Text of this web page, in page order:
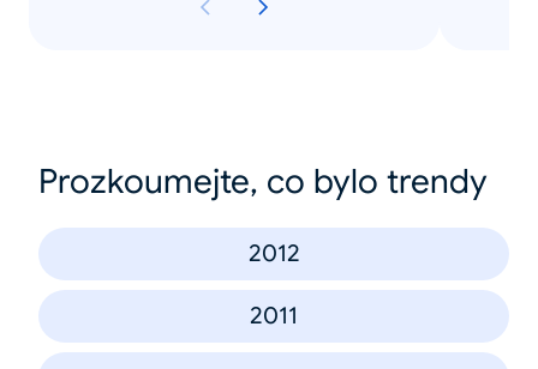
Prozkoumejte, co bylo trendy
2012
2011